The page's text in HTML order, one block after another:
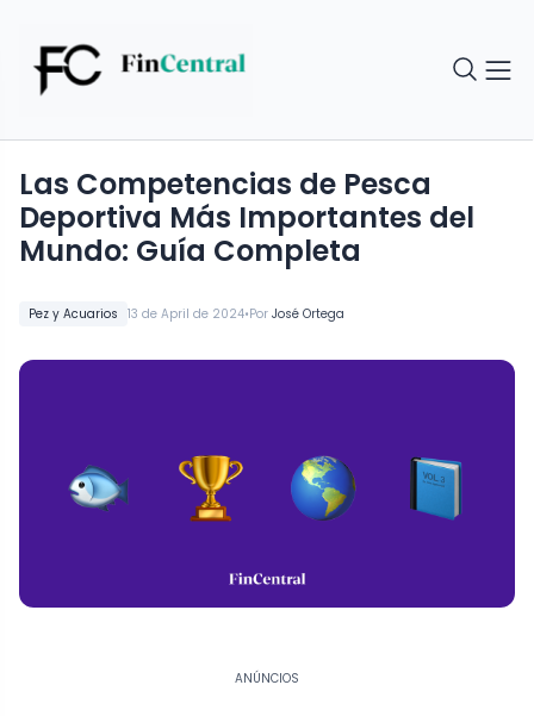
Pez y Acuarios 13 de April de 2024•Por José Ortega
Las Competencias de Pesca
Deportiva Más Importantes del
Mundo: Guía Completa
ANÚNCIOS